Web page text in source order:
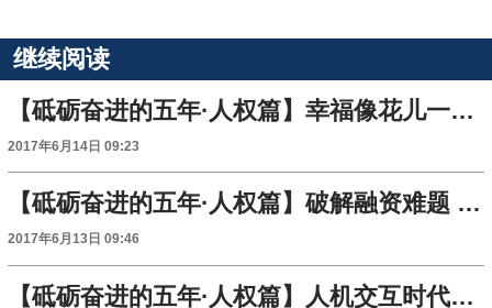
继续阅读
【砥砺奋进的五年·人权篇】幸福像花儿一样：青海大通县边麻沟村的全民致富路
2017年6月14日 09:23
【砥砺奋进的五年·人权篇】破解融资难题 产权抵押为农村经济发展插上翅膀
2017年6月13日 09:46
【砥砺奋进的五年·人权篇】人机交互时代的佛教——传统文化的创新传播